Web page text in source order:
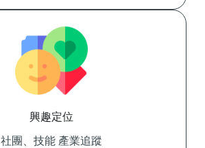
興趣定位
社團、技能 產業追蹤